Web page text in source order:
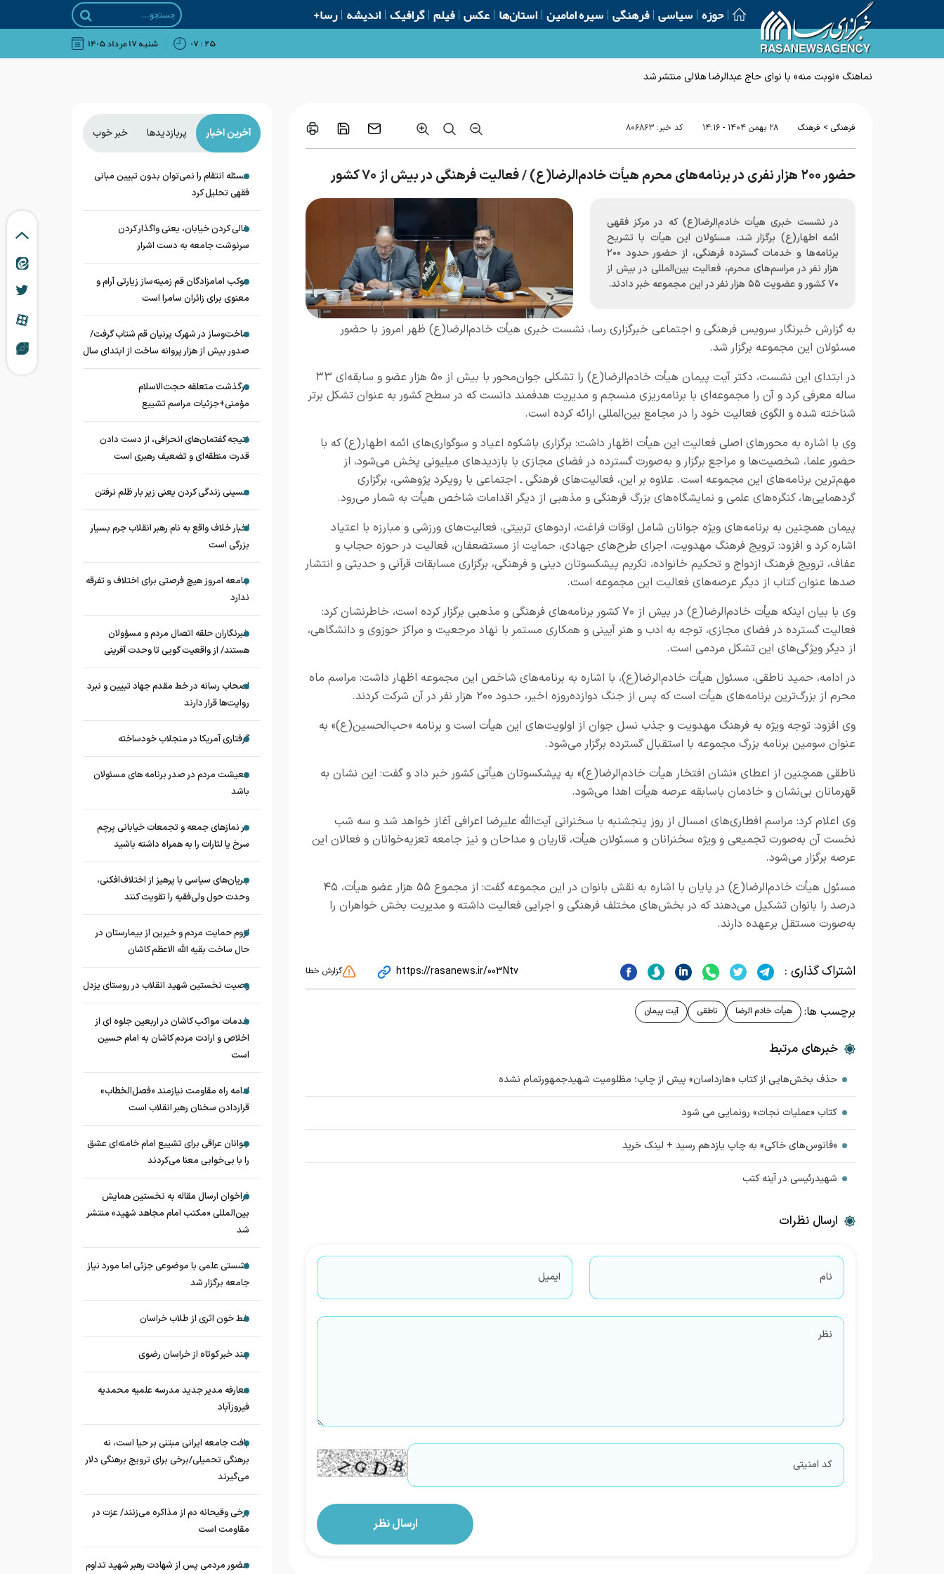
حوزه سیاسی فرهنگی سیره امامین استان‌ها عکس فیلم گرافیک اندیشه رسا+
۲۵ : ۰۷ شنبه ۱۷ مرداد ۱۴۰۵
نماهنگ «نوبت منه» با نوای حاج عبدالرضا هلالی منتشر شد
فرهنگی > فرهنگ ۲۸ بهمن ۱۴۰۴ - ۱۴:۱۶ کد خبر: ۸۰۶۸۶۳
حضور ۲۰۰ هزار نفری در برنامه‌های محرم هیأت خادم‌الرضا(ع) / فعالیت فرهنگی در بیش از ۷۰ کشور
در نشست خبری هیأت خادم‌الرضا(ع) که در مرکز فقهی
ائمه اطهار(ع) برگزار شد، مسئولان این هیأت با تشریح
برنامه‌ها و خدمات گسترده فرهنگی، از حضور حدود ۲۰۰
هزار نفر در مراسم‌های محرم، فعالیت بین‌المللی در بیش از
۷۰ کشور و عضویت ۵۵ هزار نفر در این مجموعه خبر دادند.
به گزارش خبرنگار سرویس فرهنگی و اجتماعی خبرگزاری رسا، نشست خبری هیأت خادم‌الرضا(ع) ظهر امروز با حضور
مسئولان این مجموعه برگزار شد.
در ابتدای این نشست، دکتر آیت پیمان هیأت خادم‌الرضا(ع) را تشکلی جوان‌محور با بیش از ۵۰ هزار عضو و سابقه‌ای ۳۳
ساله معرفی کرد و آن را مجموعه‌ای با برنامه‌ریزی منسجم و مدیریت هدفمند دانست که در سطح کشور به عنوان تشکل برتر
شناخته شده و الگوی فعالیت خود را در مجامع بین‌المللی ارائه کرده است.
وی با اشاره به محورهای اصلی فعالیت این هیأت اظهار داشت: برگزاری باشکوه اعیاد و سوگواری‌های ائمه اطهار(ع) که با
حضور علما، شخصیت‌ها و مراجع برگزار و به‌صورت گسترده در فضای مجازی با بازدیدهای میلیونی پخش می‌شود، از
مهم‌ترین برنامه‌های این مجموعه است. علاوه بر این، فعالیت‌های فرهنگی ـ اجتماعی با رویکرد پژوهشی، برگزاری
گردهمایی‌ها، کنگره‌های علمی و نمایشگاه‌های بزرگ فرهنگی و مذهبی از دیگر اقدامات شاخص هیأت به شمار می‌رود.
پیمان همچنین به برنامه‌های ویژه جوانان شامل اوقات فراغت، اردوهای تربیتی، فعالیت‌های ورزشی و مبارزه با اعتیاد
اشاره کرد و افزود: ترویج فرهنگ مهدویت، اجرای طرح‌های جهادی، حمایت از مستضعفان، فعالیت در حوزه حجاب و
عفاف، ترویج فرهنگ ازدواج و تحکیم خانواده، تکریم پیشکسوتان دینی و فرهنگی، برگزاری مسابقات قرآنی و حدیثی و انتشار
صدها عنوان کتاب از دیگر عرصه‌های فعالیت این مجموعه است.
وی با بیان اینکه هیأت خادم‌الرضا(ع) در بیش از ۷۰ کشور برنامه‌های فرهنگی و مذهبی برگزار کرده است، خاطرنشان کرد:
فعالیت گسترده در فضای مجازی، توجه به ادب و هنر آیینی و همکاری مستمر با نهاد مرجعیت و مراکز حوزوی و دانشگاهی،
از دیگر ویژگی‌های این تشکل مردمی است.
در ادامه، حمید ناطقی، مسئول هیأت خادم‌الرضا(ع)، با اشاره به برنامه‌های شاخص این مجموعه اظهار داشت: مراسم ماه
محرم از بزرگ‌ترین برنامه‌های هیأت است که پس از جنگ دوازده‌روزه اخیر، حدود ۲۰۰ هزار نفر در آن شرکت کردند.
وی افزود: توجه ویژه به فرهنگ مهدویت و جذب نسل جوان از اولویت‌های این هیأت است و برنامه «حب‌الحسین(ع)» به
عنوان سومین برنامه بزرگ مجموعه با استقبال گسترده برگزار می‌شود.
ناطقی همچنین از اعطای «نشان افتخار هیأت خادم‌الرضا(ع)» به پیشکسوتان هیأتی کشور خبر داد و گفت: این نشان به
قهرمانان بی‌نشان و خادمان باسابقه عرصه هیأت اهدا می‌شود.
وی اعلام کرد: مراسم افطاری‌های امسال از روز پنجشنبه با سخنرانی آیت‌الله علیرضا اعرافی آغاز خواهد شد و سه شب
نخست آن به‌صورت تجمیعی و ویژه سخنرانان و مسئولان هیأت، قاریان و مداحان و نیز جامعه تعزیه‌خوانان و فعالان این
عرصه برگزار می‌شود.
مسئول هیأت خادم‌الرضا(ع) در پایان با اشاره به نقش بانوان در این مجموعه گفت: از مجموع ۵۵ هزار عضو هیأت، ۴۵
درصد را بانوان تشکیل می‌دهند که در بخش‌های مختلف فرهنگی و اجرایی فعالیت داشته و مدیریت بخش خواهران را
به‌صورت مستقل برعهده دارند.
اشتراک گذاری : https://rasanews.ir/003Ntv گزارش خطا
برچسب ها: هیأت خادم الرضا ناطقی آیت پیمان
خبرهای مرتبط
حذف بخش‌هایی از کتاب «هارداسان» پیش از چاپ؛ مظلومیت شهیدجمهورتمام نشده
کتاب «عملیات نجات» رونمایی می شود
«فانوس‌های خاکی» به چاپ یازدهم رسید + لینک خرید
شهیدرئیسی در آینه کتب
ارسال نظرات
آخرین اخبار پربازدیدها خبر خوب
مسئله انتقام را نمی‌توان بدون تبیین مبانی
فقهی تحلیل کرد
خالی کردن خیابان، یعنی واگذار کردن
سرنوشت جامعه به دست اشرار
موکب امامزادگان قم زمینه‌ساز زیارتی آرام و
معنوی برای زائران سامرا است
ساخت‌وساز در شهرک پرنیان قم شتاب گرفت/
صدور بیش از هزار پروانه ساخت از ابتدای سال
درگذشت متعلقه حجت‌الاسلام
مؤمنی+جزئیات مراسم تشییع
نتیجه گفتمان‌های انحرافی، از دست دادن
قدرت منطقه‌ای و تضعیف رهبری است
حسینی زندگی کردن یعنی زیر بار ظلم نرفتن
اخبار خلاف واقع به نام رهبر انقلاب جرم بسیار
بزرگی است
جامعه امروز هیچ فرصتی برای اختلاف و تفرقه
ندارد
خبرنگاران حلقه اتصال مردم و مسؤولان
هستند/ از واقعیت گویی تا وحدت آفرینی
اصحاب رسانه در خط مقدم جهاد تبیین و نبرد
روایت‌ها قرار دارند
گرفتاری آمریکا در منجلاب خودساخته
معیشت مردم در صدر برنامه های مسئولان
باشد
در نماز‌های جمعه و تجمعات خیابانی پرچم
سرخ یا لثارات را به همراه داشته باشید
جریان‌های سیاسی با پرهیز از اختلاف‌افکنی،
وحدت حول ولی‌فقیه را تقویت کنند
لزوم حمایت مردم و خیرین از بیمارستان در
حال ساخت بقیه الله الاعظم کاشان
وصیت نخستین شهید انقلاب در روستای یزدل
خدمات مواکب کاشان در اربعین جلوه ای از
اخلاص و ارادت مردم کاشان به امام حسین
است
ادامه راه مقاومت نیازمند «فصل‌الخطاب»
قراردادن سخنان رهبر انقلاب است
جوانان عراقی برای تشییع امام خامنه‌ای عشق
را با بی‌خوابی معنا می‌کردند
فراخوان ارسال مقاله به نخستین همایش
بین‌المللی «مکتب امام مجاهد شهید» منتشر
شد
نشستی علمی با موضوعی جزئی اما مورد نیاز
جامعه برگزار شد
خط خون اثری از طلاب خراسان
چند خبر کوتاه از خراسان رضوی
معارفه مدیر جدید مدرسه علمیه محمدیه
فیروزآباد
بافت جامعه ایرانی مبتنی بر حیا است، نه
برهنگی تحمیلی/برخی برای ترویج برهنگی دلار
می‌گیرند
برخی وقیحانه دم از مذاکره می‌زنند/ عزت در
مقاومت است
حضور مردمی پس از شهادت رهبر شهید تداوم